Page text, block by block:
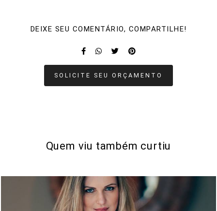
DEIXE SEU COMENTÁRIO, COMPARTILHE!
SOLICITE SEU ORÇAMENTO
Quem viu também curtiu